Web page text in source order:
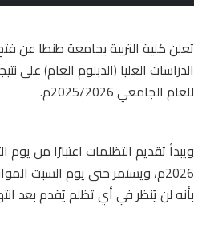
تعلن كلية التربية بجامعة طنطا عن
الدراسات العليا (الدبلوم العام) على
للعام الجامعي 2025/2026م.
بأنه لن يُنظر في أي تظلم يُقدم بعد